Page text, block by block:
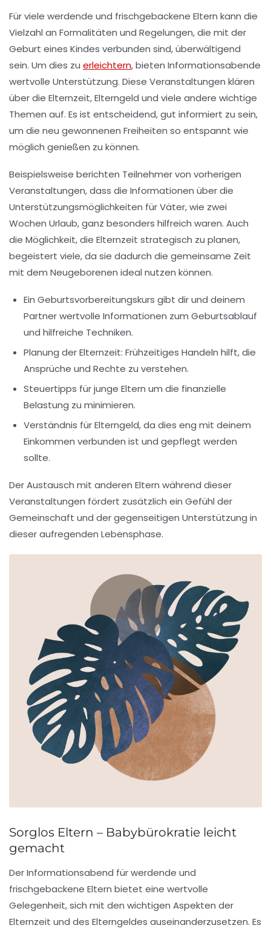
Für viele werdende und frischgebackene Eltern kann die
Vielzahl an Formalitäten und Regelungen, die mit der
Geburt eines Kindes verbunden sind, überwältigend
sein. Um dies zu erleichtern, bieten Informationsabende
wertvolle Unterstützung. Diese Veranstaltungen klären
über die Elternzeit,Elterngeld und viele andere wichtige
Themen auf. Es ist entscheidend, gut informiert zu sein,
um die neu gewonnenen Freiheiten so entspannt wie
möglich genießen zu können.
Beispielsweise berichten Teilnehmer von vorherigen
Veranstaltungen, dass die Informationen über die
Unterstützungsmöglichkeiten für Väter, wie zwei
Wochen Urlaub, ganz besonders hilfreich waren. Auch
die Möglichkeit, die Elternzeit strategisch zu planen,
begeistert viele, da sie dadurch die gemeinsame Zeit
mit dem Neugeborenen ideal nutzen können.
Ein Geburtsvorbereitungskurs gibt dir und deinem
Partner wertvolle Informationen zum Geburtsablauf
und hilfreiche Techniken.
Planung der Elternzeit: Frühzeitiges Handeln hilft, die
Ansprüche und Rechte zu verstehen.
Steuertipps für junge Eltern um die finanzielle
Belastung zu minimieren.
Verständnis für Elterngeld, da dies eng mit deinem
Einkommen verbunden ist und gepflegt werden
sollte.
Der Austausch mit anderen Eltern während dieser
Veranstaltungen fördert zusätzlich ein Gefühl der
Gemeinschaft und der gegenseitigen Unterstützung in
dieser aufregenden Lebensphase.
Sorglos Eltern – Babybürokratie leicht
gemacht
Der Informationsabend für werdende und
frischgebackene Eltern bietet eine wertvolle
Gelegenheit, sich mit den wichtigen Aspekten der
Elternzeit und des Elterngeldes auseinanderzusetzen. Es